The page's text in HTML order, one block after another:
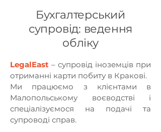
Бухгалтерський
супровід: ведення
обліку
LegalEast – супровід іноземців при
отриманні карти побиту в Кракові.
Ми працюємо з клієнтами в
Малопольському воєводстві і
спеціалізуємося на подачі та
супроводі справ.